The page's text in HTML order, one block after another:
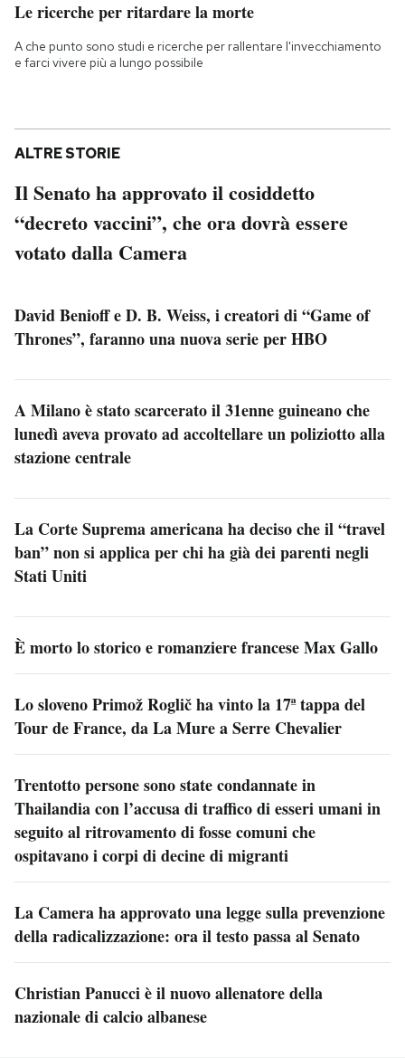
Le ricerche per ritardare la morte
A che punto sono studi e ricerche per rallentare l'invecchiamento
e farci vivere più a lungo possibile
ALTRE STORIE
Il Senato ha approvato il cosiddetto
“decreto vaccini”, che ora dovrà essere
votato dalla Camera
David Benioff e D. B. Weiss, i creatori di “Game of
Thrones”, faranno una nuova serie per HBO
A Milano è stato scarcerato il 31enne guineano che
lunedì aveva provato ad accoltellare un poliziotto alla
stazione centrale
La Corte Suprema americana ha deciso che il “travel
ban” non si applica per chi ha già dei parenti negli
Stati Uniti
È morto lo storico e romanziere francese Max Gallo
Lo sloveno Primož Roglič ha vinto la 17ª tappa del
Tour de France, da La Mure a Serre Chevalier
Trentotto persone sono state condannate in
Thailandia con l’accusa di traffico di esseri umani in
seguito al ritrovamento di fosse comuni che
ospitavano i corpi di decine di migranti
La Camera ha approvato una legge sulla prevenzione
della radicalizzazione: ora il testo passa al Senato
Christian Panucci è il nuovo allenatore della
nazionale di calcio albanese